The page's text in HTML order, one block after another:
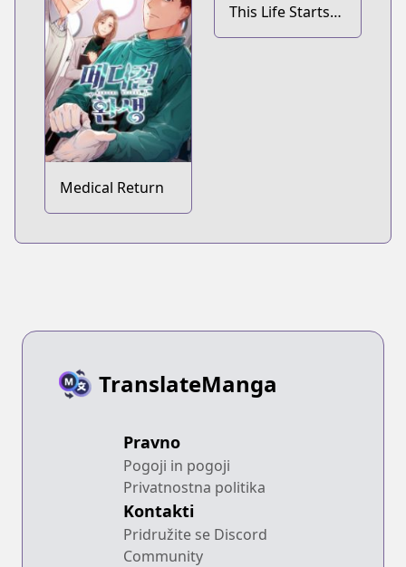
Medical Return
This Life Starts
as a Child Actor
TranslateManga
Pravno
Pogoji in pogoji
Privatnostna politika
Kontakti
Pridružite se Discord
Community